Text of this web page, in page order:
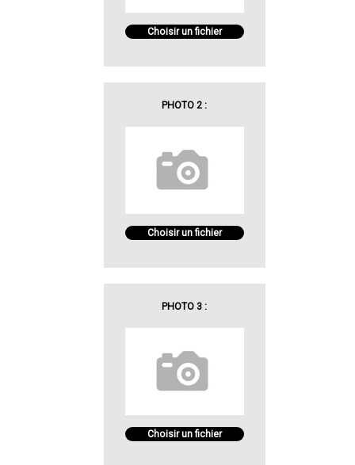
Choisir un fichier
PHOTO 2 :
Choisir un fichier
PHOTO 3 :
Choisir un fichier